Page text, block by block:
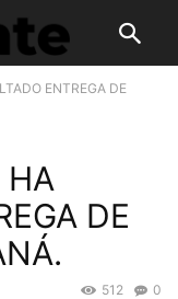
ENTREGA DE
HA
DE
0
512